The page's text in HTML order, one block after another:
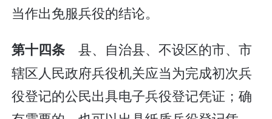
当作出免服兵役的结论。
第十四条县、自治县、不设区的市、市
辖区人民政府兵役机关应当为完成初次兵
役登记的公民出具电子兵役登记凭证；确